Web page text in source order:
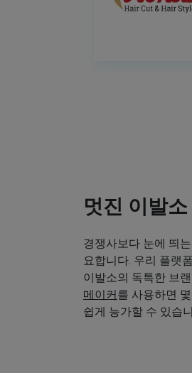
멋진 이발
경쟁사보다 눈에 띄
요합니다. 우리 플랫
이발소의 독특한 브
메이커 를 사용하면
쉽게 능가할 수 있습